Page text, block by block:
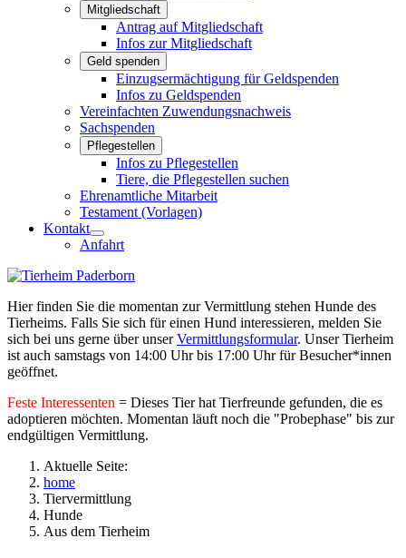
Mitgliedschaft
Antrag auf Mitgliedschaft
Infos zur Mitgliedschaft
Geld spenden
Einzugsermächtigung für Geldspenden
Infos zu Geldspenden
Vereinfachten Zuwendungsnachweis
Sachspenden
Pflegestellen
Infos zu Pflegestellen
Tiere, die Pflegestellen suchen
Ehrenamtliche Mitarbeit
Testament (Vorlagen)
Kontakt
Anfahrt
Hier finden Sie die momentan zur Vermittlung stehen Hunde des
Tierheims. Falls Sie sich für einen Hund interessieren, melden Sie
sich bei uns gerne über unserVermittlungsformular. Unser Tierheim
ist auch samstags von 14:00 Uhr bis 17:00 Uhr für Besucher*innen
geöffnet.
Feste Interessenten = Dieses Tier hat Tierfreunde gefunden, die es
adoptieren möchten. Momentan läuft noch die "Probephase" bis zur
endgültigen Vermittlung.
Aktuelle Seite:
home
Tiervermittlung
Hunde
Aus dem Tierheim